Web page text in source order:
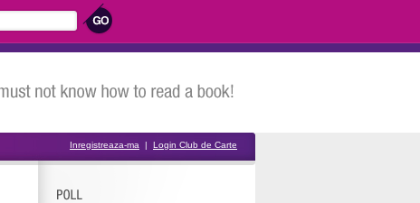
Inregistreaza-ma | Login Club de Carte